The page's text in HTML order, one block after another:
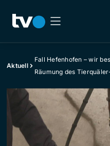
Aktuell
Fall Hefenhofen – wir
Räumung des